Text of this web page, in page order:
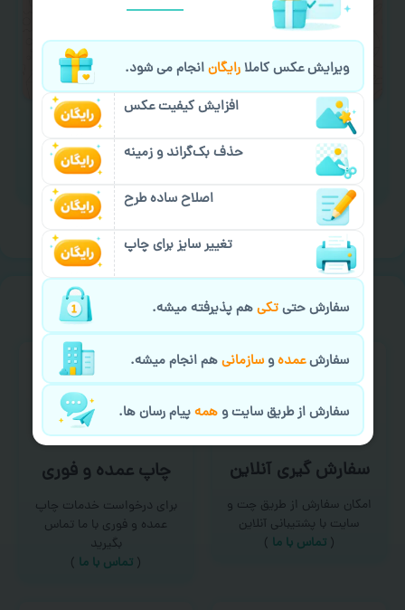
لازم را انجام دهید.
ایمیل جهت ثبت یا پیگیری سفارش:
aks4chap.com@gmail.com
خیالت راحت ازسفارش گیری
سفارش گیری آنلاین
امکان سفارش از طریق چت و
سایت با پشتیبانی آنلاین
( تماس با ما‌ )
چاپ عمده و فوری
برای درخواست خدمات چاپ
عمده و فوری با ما تماس
بگیرید
( تماس با ما )
ویرایش عکس کاملارایگانانجام می شود.
افزایش کیفیت عکس
حذف بک‌گراند و زمینه
اصلاح ساده طرح
تغییر سایز برای چاپ
سفارش حتیتکیهم پذیرفته میشه.
سفارشعمدهوسازمانیهم انجام میشه.
سفارش از طریق سایت وهمهپیام رسان ها.